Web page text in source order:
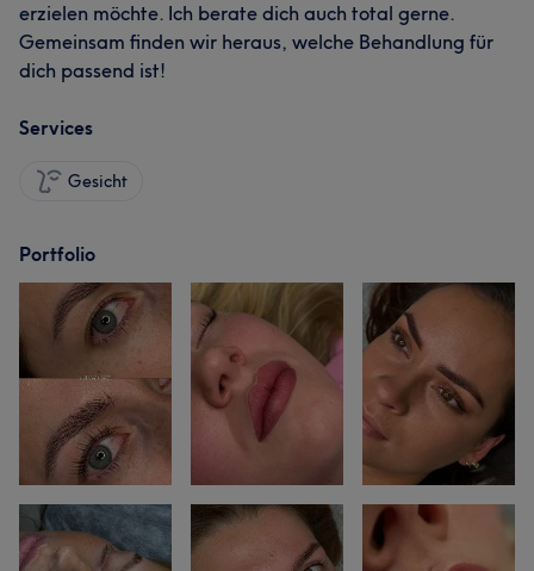
erzielen möchte. Ich berate dich auch total gerne.
Gemeinsam finden wir heraus, welche Behandlung für
dich passend ist!
Services
Gesicht
Portfolio